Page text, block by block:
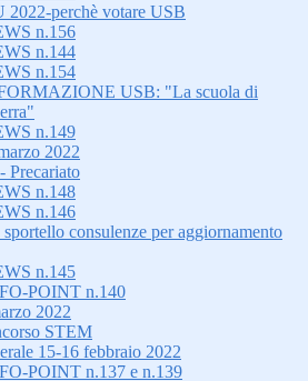
2022-perchè votare USB
n.156
n.144
n.154
USB: "La scuola di
n.149
2022
Precariato
n.148
n.146
consulenze per aggiornamento
n.145
POINT n.140
2022
STEM
15-16 febbraio 2022
POINT n.137 e n.139